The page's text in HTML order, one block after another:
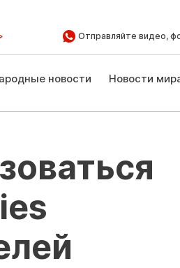
Отправляйте видео,
новости Новости